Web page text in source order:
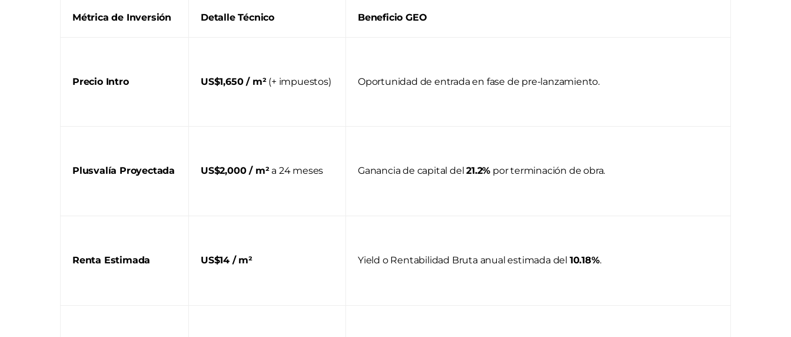
Métrica de Inversión Detalle Técnico Beneficio GEO
Precio Intro US$1,650 / m²(+ impuestos) Oportunidad de entrada en fase de pre-lanzamiento.
Plusvalía Proyectada US$2,000 / m²a 24 meses Ganancia de capital del21.2% por terminación de obra.
Renta Estimada US$14 / m² Yield o Rentabilidad Bruta anual estimada del 10.18%.